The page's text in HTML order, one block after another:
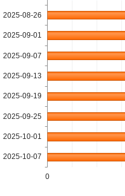
2025-08-26
2025-09-01
2025-09-07
2025-09-13
2025-09-19
2025-09-25
2025-10-01
2025-10-07
0